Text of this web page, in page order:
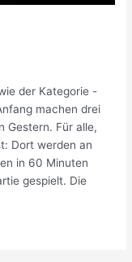
der Kategorie -
machen drei
Gestern. Für alle,
Dort werden an
in 60 Minuten
gespielt. Die